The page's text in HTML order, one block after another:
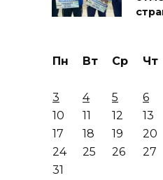
Пн Вт Ср Чт
3
4 5 6
10
11 12 13
17
18 19 20
24
25 26 27
31